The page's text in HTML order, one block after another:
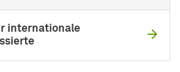
internationale